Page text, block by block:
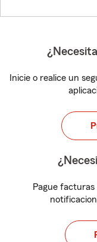
Inicie o realice un
Pague